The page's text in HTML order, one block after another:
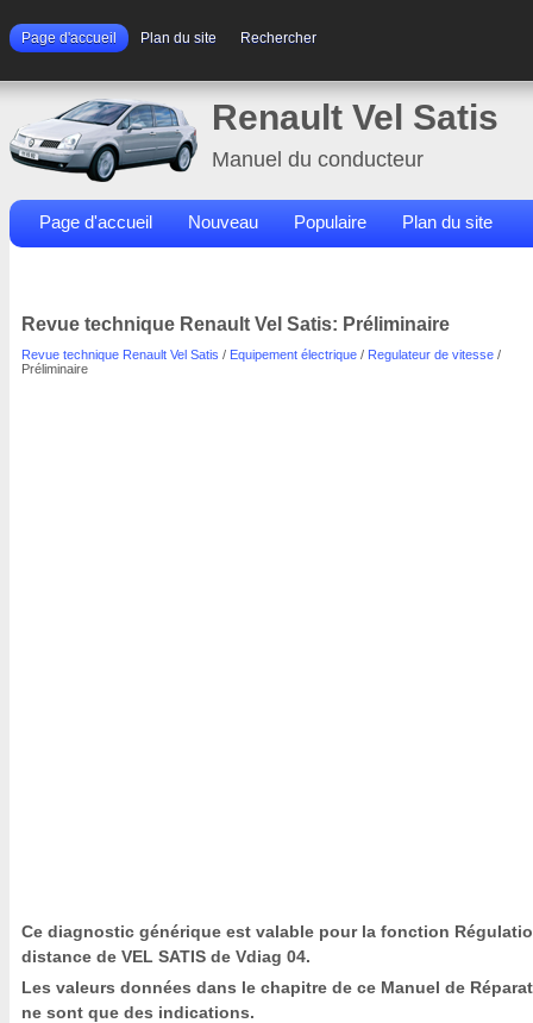
Page d'accueil Plan du site Rechercher
Renault Vel Satis
Manuel du conducteur
Page d'accueil Nouveau Populaire Plan du site
Revue technique Renault Vel Satis: Préliminaire
Revue technique Renault Vel Satis / Equipement électrique / Regulateur de vitesse /
Préliminaire
Ce diagnostic générique est valable pour la fonction
distance de VEL SATIS de Vdiag 04.
Les valeurs données dans le chapitre de ce Manuel de
ne sont que des indications.